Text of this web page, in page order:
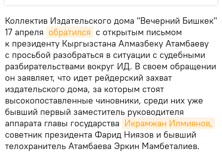
Коллектив Издательского дома "Вечерний Бишкек"
17 апреля обратился с открытым письмом
к президенту Кыргызстана Алмазбеку Атамбаеву
с просьбой разобраться в ситуации с судебными
разбирательствами вокруг ИД. В своем обращении
он заявляет, что идет рейдерский захват
издательского дома, за которым стоят
высокопоставленные чиновники, среди них уже
бывший первый заместитель руководителя
аппарата главы государства Икрамжан Илмиянов,
советник президента Фарид Ниязов и бывший
телохранитель Атамбаева Эркин Мамбеталиев.